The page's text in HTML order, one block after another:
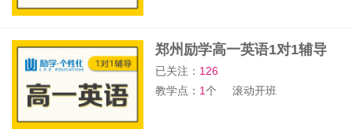
郑州励学高一英语1对1辅导
班
已关注： 126
教学点： 1个 滚动开班